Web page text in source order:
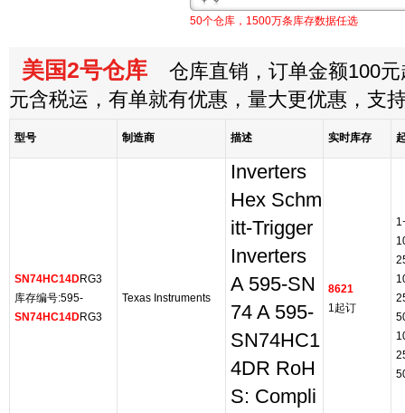
50个仓库，1500万条库存数据任选
美国2号仓库 仓库直销，订单金额100元
元含税运，有单就有优惠，量大更优惠，支
型号 制造商 描述 实时库存
SN74HC14DRG3
库存编号:595-
SN74HC14DRG3
Texas Instruments
Inverters
Hex Schm
itt-Trigger
Inverters
A 595-SN
74 A 595-
SN74HC1
4DR RoH
S: Compli
8621
1起订